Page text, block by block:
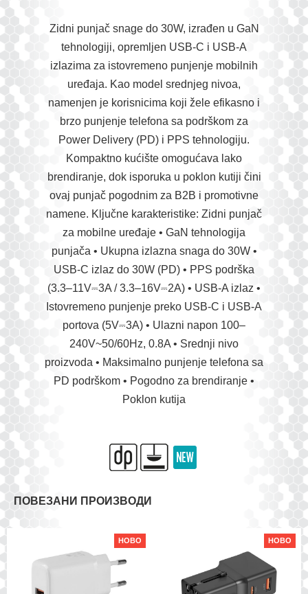
Zidni punjač snage do 30W, izrađen u GaN
tehnologiji, opremljen USB-C i USB-A
izlazima za istovremeno punjenje mobilnih
uređaja. Kao model srednjeg nivoa,
namenjen je korisnicima koji žele efikasno i
brzo punjenje telefona sa podrškom za
Power Delivery (PD) i PPS tehnologiju.
Kompaktno kućište omogućava lako
brendiranje, dok isporuka u poklon kutiji čini
ovaj punjač pogodnim za B2B i promotivne
namene. Ključne karakteristike: Zidni punjač
za mobilne uređaje • GaN tehnologija
punjača • Ukupna izlazna snaga do 30W •
USB-C izlaz do 30W (PD) • PPS podrška
(3.3–11V⎓3A / 3.3–16V⎓2A) • USB-A izlaz •
Istovremeno punjenje preko USB-C i USB-A
portova (5V⎓3A) • Ulazni napon 100–
240V~50/60Hz, 0.8A • Srednji nivo
proizvoda • Maksimalno punjenje telefona sa
PD podrškom • Pogodno za brendiranje •
Poklon kutija
ПОВЕЗАНИ ПРОИЗВОДИ
НОВО НОВО